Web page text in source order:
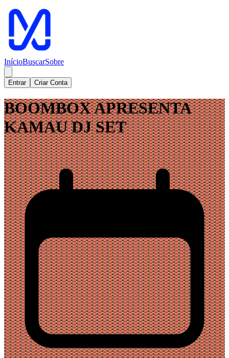
InícioBuscarSobre
Entrar Criar Conta
BOOMBOX APRESENTA
KAMAU DJ SET